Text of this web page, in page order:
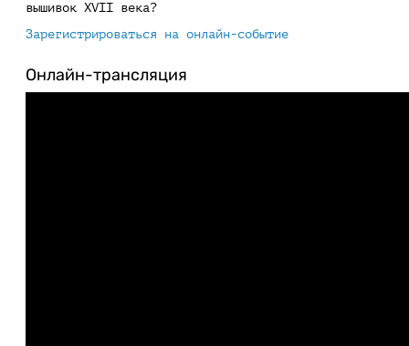
вышивок XVII века?
Зарегистрироваться на онлайн-событие
Онлайн-трансляция